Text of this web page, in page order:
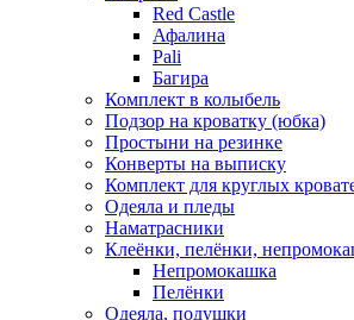
Red Castle
Афалина
Pali
Багира
Комплект в колыбель
Подзор на кроватку (юбка)
Простыни на резинке
Конверты на выписку
Комплект для круглых
Одеяла и пледы
Наматрасники
Клеёнки, пелёнки,
Непромокашка
Пелёнки
Одеяла, подушки